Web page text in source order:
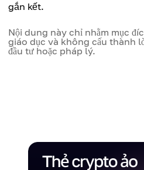
gắn kết.
Nội dung này chỉ nhằm mục
giáo dục và không cấu thành
đầu tư hoặc pháp lý.